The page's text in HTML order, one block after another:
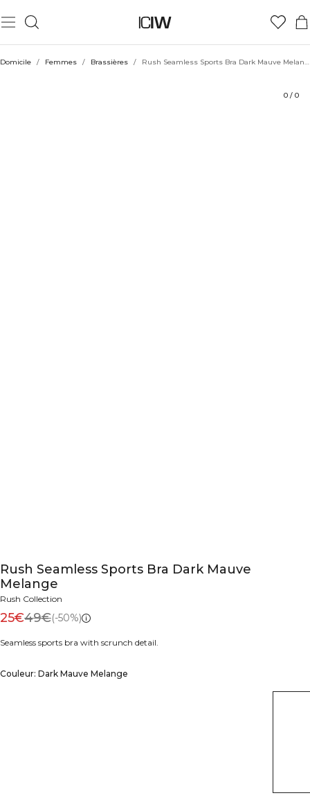
Domicile / Femmes / Brassières / Rush Seamless Sports Bra Dark Mauve Melange
0 / 0
Rush Seamless Sports Bra Dark Mauve
Melange
Rush Collection
25€49€(-50%)
Seamless sports bra with scrunch detail.
Couleur: Dark Mauve Melange